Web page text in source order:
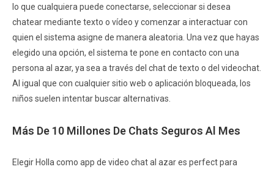
lo que cualquiera puede conectarse, seleccionar si desea
chatear mediante texto o vídeo y comenzar a interactuar con
quien el sistema asigne de manera aleatoria. Una vez que hayas
elegido una opción, el sistema te pone en contacto con una
persona al azar, ya sea a través del chat de texto o del videochat.
Al igual que con cualquier sitio web o aplicación bloqueada, los
niños suelen intentar buscar alternativas.
Más De 10 Millones De Chats Seguros Al Mes
Elegir Holla como app de video chat al azar es perfect para